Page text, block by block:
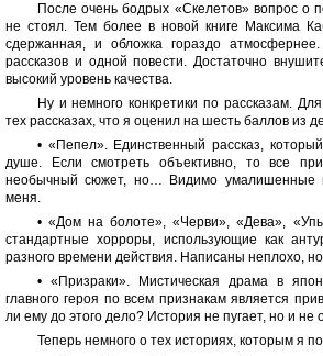
После очень бодрых «Скелетов» вопрос о
не стоял. Тем более в новой книге Максима
сдержанная, и обложка гораздо
рассказов и одной повести. Достаточно
высокий уровень качества.
Ну и немного конкретики по рассказам.
тех рассказах, что я оценил на шесть баллов из
• «Пепел». Единственный рассказ,
душе. Если смотреть объективно, то все
необычный сюжет, но… Видимо умалишенные
меня.
• «Дом на болоте», «Черви», «Дева»,
стандартные хорроры, использующие как
разного времени действия. Написаны неплохо,
• «Призраки». Мистическая драма в
главного героя по всем признакам является
ли ему до этого дело? История не пугает, но и не
Теперь немного о тех историях, которым я